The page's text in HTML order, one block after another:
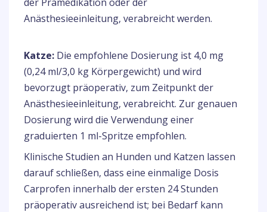
Anästhesieeinleitung, verabreicht werden.
Katze: Die empfohlene Dosierung ist 4,0 mg
(0,24 ml/3,0 kg Körpergewicht) und wird
bevorzugt präoperativ, zum Zeitpunkt der
Anästhesieeinleitung, verabreicht. Zur genauen
Dosierung wird die Verwendung einer
graduierten 1 ml-Spritze empfohlen.
Klinische Studien an Hunden und Katzen lassen
darauf schließen, dass eine einmalige Dosis
Carprofen innerhalb der ersten 24 Stunden
präoperativ ausreichend ist; bei Bedarf kann